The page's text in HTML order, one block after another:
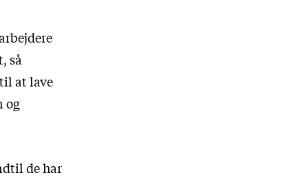
så
at lave
og
de har